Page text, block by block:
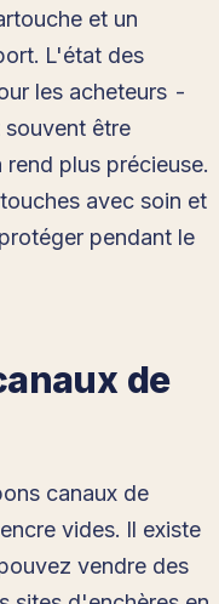
et un
L'état des
les acheteurs -
être
plus précieuse.
avec soin et
pendant le
de
canaux de
vides. Il existe
vendre des